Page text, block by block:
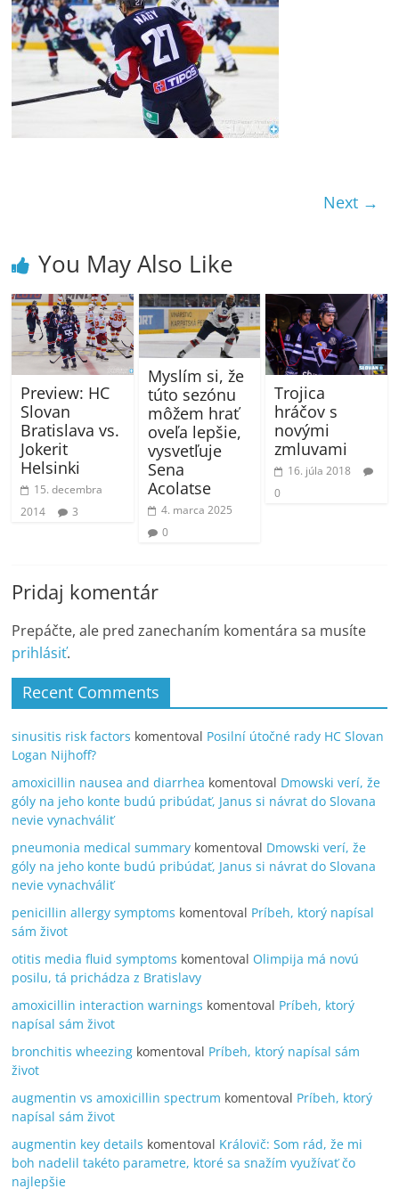
Next →
You May Also Like
Preview: HC
Slovan
Bratislava vs.
Jokerit
Helsinki
15. decembra
2014
3
Myslím si, že
túto sezónu
môžem hrať
oveľa lepšie,
vysvetľuje
Sena
Acolatse
4. marca 2025
0
Trojica
hráčov s
novými
zmluvami
16. júla 2018
0
Pridaj komentár
Prepáčte, ale pred zanechaním komentára sa musíte
prihlásiť.
Recent Comments
sinusitis risk factors komentoval Posilní útočné rady HC Slovan
Logan Nijhoff?
amoxicillin nausea and diarrhea komentoval Dmowski verí, že
góly na jeho konte budú pribúdať, Janus si návrat do Slovana
nevie vynachváliť
pneumonia medical summary komentoval Dmowski verí, že
góly na jeho konte budú pribúdať, Janus si návrat do Slovana
nevie vynachváliť
penicillin allergy symptoms komentoval Príbeh, ktorý napísal
sám život
otitis media fluid symptoms komentoval Olimpija má novú
posilu, tá prichádza z Bratislavy
amoxicillin interaction warnings komentoval Príbeh, ktorý
napísal sám život
bronchitis wheezing komentoval Príbeh, ktorý napísal sám
život
augmentin vs amoxicillin spectrum komentoval Príbeh, ktorý
napísal sám život
augmentin key details komentoval Královič: Som rád, že mi
boh nadelil takéto parametre, ktoré sa snažím využívať čo
najlepšie